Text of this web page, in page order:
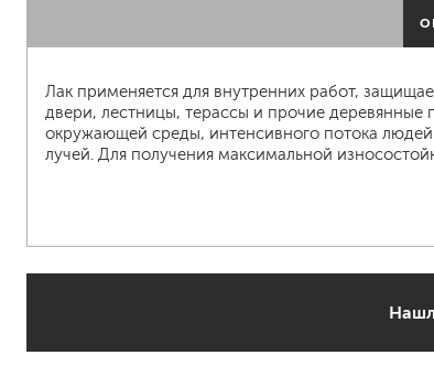
для дверей
для окон
растворители,
средства от
средства от
Лак применяется для внутренних работ,
двери, лестницы, терассы и прочие
окружающей среды, интенсивного потока
лучей. Для получения максимальной